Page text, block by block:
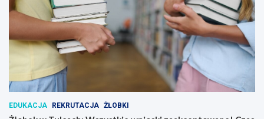
EDUKACJA REKRUTACJA ŻŁOBKI